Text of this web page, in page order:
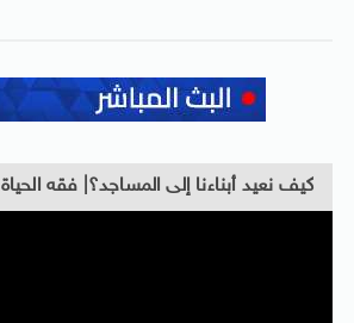
كيف نعيد أبناءنا إلى المساجد؟| فقه الحياة